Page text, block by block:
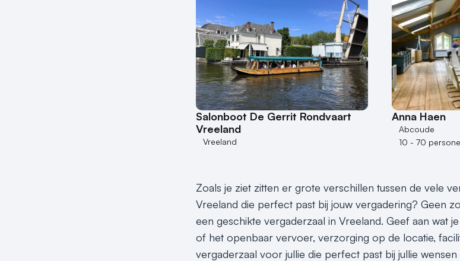
Salonboot De Gerrit Rondvaart
Vreeland
Vreeland
Anna Haen
Abcoude
10 - 70
Zoals je ziet zitten er grote verschillen tussen de vele
Vreeland die perfect past bij jouw vergadering? Geen
een geschikte vergaderzaal in Vreeland. Geef aan wat
of het openbaar vervoer, verzorging op de locatie,
vergaderzaal voor jullie die perfect past bij jullie